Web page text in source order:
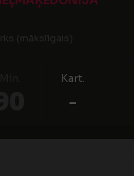
(mākslīgais)
Kart.
-